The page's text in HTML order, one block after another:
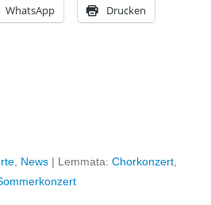
WhatsApp Drucken
News | Lemmata: Chorkonzert